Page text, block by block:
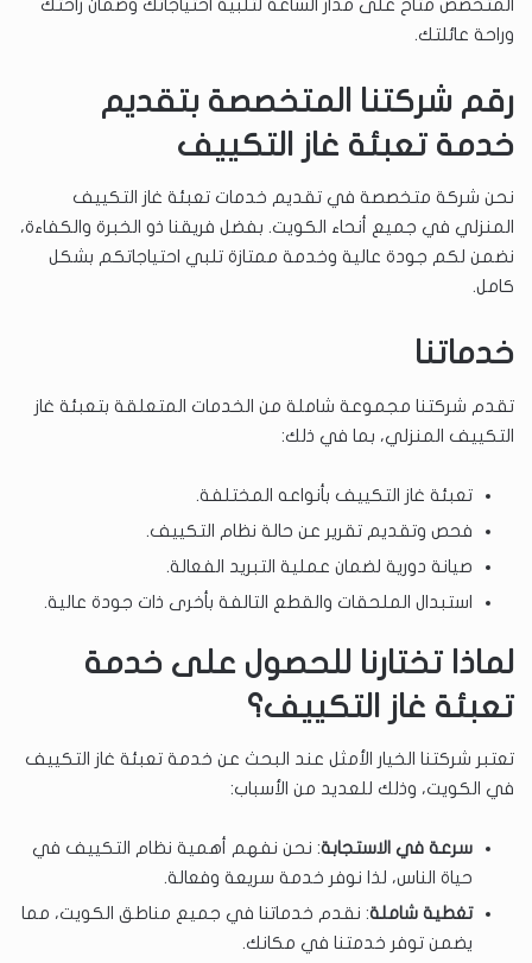
المتخصص متاح على مدار الساعة لتلبية احتياجاتك وضمان راحتك
وراحة عائلتك.
رقم شركتنا المتخصصة بتقديم
خدمة تعبئة غاز التكييف
نحن شركة متخصصة في تقديم خدمات تعبئة غاز التكييف
المنزلي في جميع أنحاء الكويت. بفضل فريقنا ذو الخبرة والكفاءة،
نضمن لكم جودة عالية وخدمة ممتازة تلبي احتياجاتكم بشكل
كامل.
خدماتنا
تقدم شركتنا مجموعة شاملة من الخدمات المتعلقة بتعبئة غاز
التكييف المنزلي، بما في ذلك:
تعبئة غاز التكييف بأنواعه المختلفة.
فحص وتقديم تقرير عن حالة نظام التكييف.
صيانة دورية لضمان عملية التبريد الفعالة.
استبدال الملحقات والقطع التالفة بأخرى ذات جودة عالية.
لماذا تختارنا للحصول على خدمة
تعبئة غاز التكييف؟
تعتبر شركتنا الخيار الأمثل عند البحث عن خدمة تعبئة غاز التكييف
في الكويت، وذلك للعديد من الأسباب:
سرعة في الاستجابة: نحن نفهم أهمية نظام التكييف في
حياة الناس، لذا نوفر خدمة سريعة وفعالة.
تغطية شاملة: نقدم خدماتنا في جميع مناطق الكويت، مما
يضمن توفر خدمتنا في مكانك.